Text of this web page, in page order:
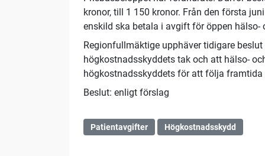
kronor, till 1 150 kronor. Från den första
enskild ska betala i avgift för öppen hälso-
Regionfullmäktige upphäver tidigare
högkostnadsskyddets tak och att hälso-
högkostnadsskyddets för att följa
Beslut: enligt förslag
Patientavgifter Högkostnadsskydd